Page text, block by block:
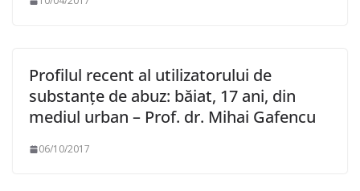
Profilul recent al utilizatorului de
substanțe de abuz: băiat, 17 ani, din
mediul urban – Prof. dr. Mihai Gafencu
06/10/2017